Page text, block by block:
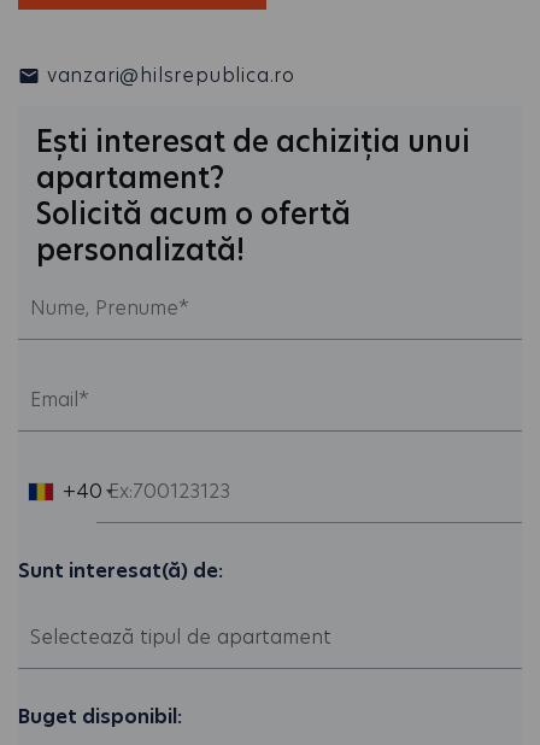
vanzari@hilsrepublica.ro
Ești interesat de achiziția unui
apartament?
Solicită acum o ofertă
personalizată!
+40
Sunt interesat(ă) de:
Buget disponibil: